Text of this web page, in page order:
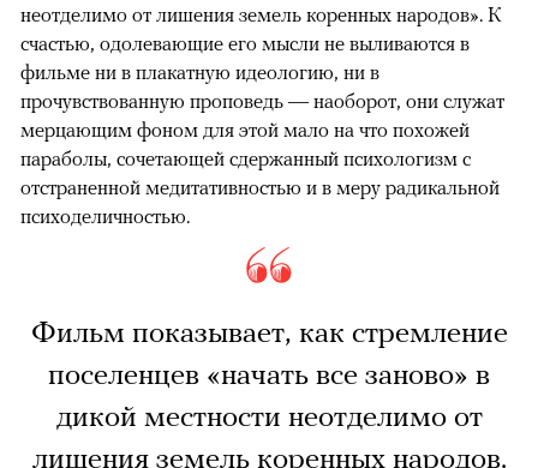
неотделимо от лишения земель коренных народов». К
счастью, одолевающие его мысли не выливаются в
фильме ни в плакатную идеологию, ни в
прочувствованную проповедь — наоборот, они служат
мерцающим фоном для этой мало на что похожей
параболы, сочетающей сдержанный психологизм с
отстраненной медитативностью и в меру радикальной
психоделичностью.
Фильм показывает, как стремление
поселенцев «начать все заново» в
дикой местности неотделимо от
лишения земель коренных народов.